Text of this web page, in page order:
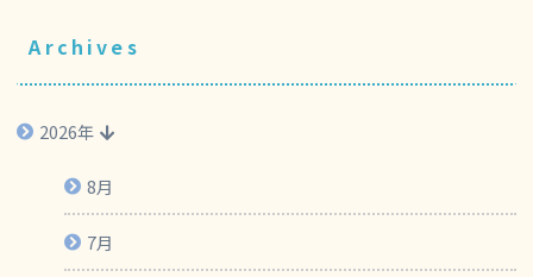
Archives
2026年
8月
7月